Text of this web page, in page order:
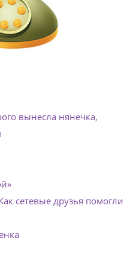
вынесла нянечка,
сетевые друзья помогли